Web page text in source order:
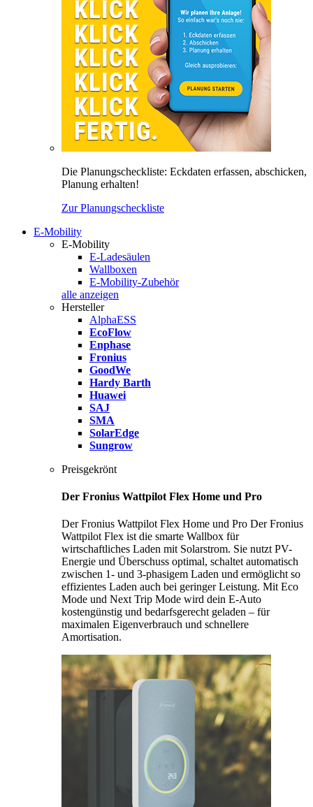
Die Planungscheckliste: Eckdaten erfassen, abschicken,
Planung erhalten!
Zur Planungscheckliste
E-Mobility
E-Mobility
E-Ladesäulen
Wallboxen
E-Mobility-Zubehör
alle anzeigen
Hersteller
AlphaESS
EcoFlow
Enphase
Fronius
GoodWe
Hardy Barth
Huawei
SAJ
SMA
SolarEdge
Sungrow
Preisgekrönt
Der Fronius Wattpilot Flex Home und Pro
Der Fronius Wattpilot Flex Home und Pro Der Fronius
Wattpilot Flex ist die smarte Wallbox für
wirtschaftliches Laden mit Solarstrom. Sie nutzt PV-
Energie und Überschuss optimal, schaltet automatisch
zwischen 1- und 3-phasigem Laden und ermöglicht so
effizientes Laden auch bei geringer Leistung. Mit Eco
Mode und Next Trip Mode wird dein E-Auto
kostengünstig und bedarfsgerecht geladen – für
maximalen Eigenverbrauch und schnellere
Amortisation.